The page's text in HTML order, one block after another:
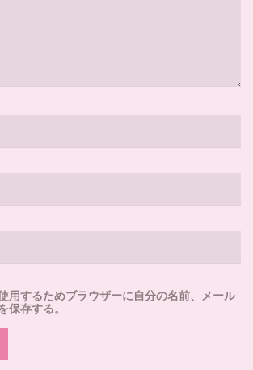
用するためブラウザーに自分の名前、メール
保存する。